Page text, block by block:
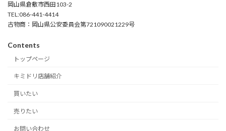
岡山県倉敷市西田103-2
TEL:086-441-4414
古物商：岡山県公安委員会第721090021229号
Contents
トップページ
キミドリ店舗紹介
買いたい
売りたい
お問い合わせ